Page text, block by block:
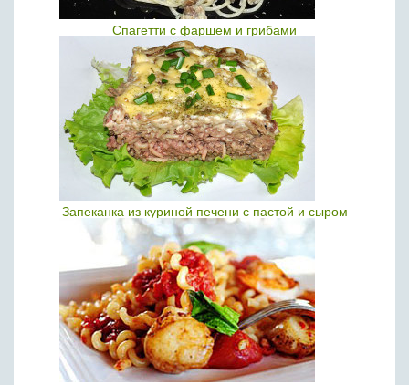
Спагетти с фаршем и грибами
Запеканка из куриной печени с пастой и сыром